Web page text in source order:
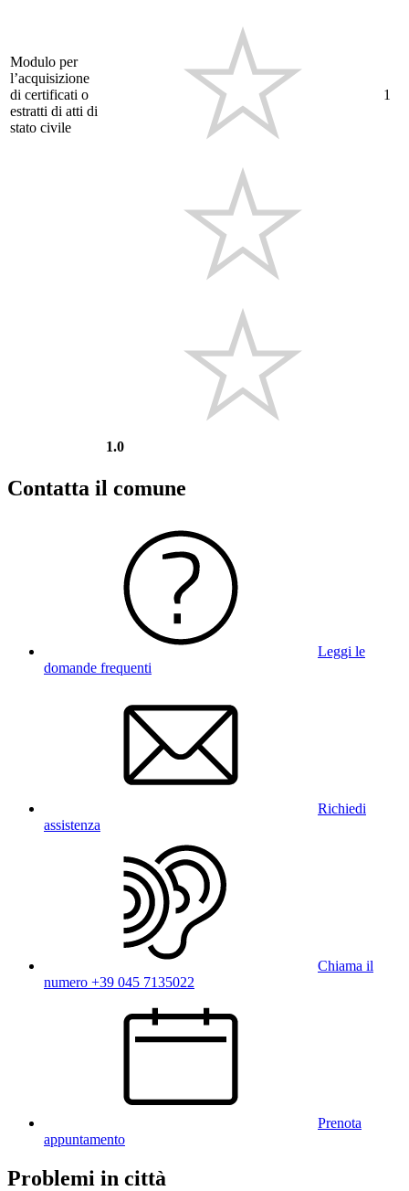
Modulo per
l’acquisizione
di certificati o
estratti di atti di
stato civile
1.0
1
Contatta il comune
Leggi le
domande frequenti
Richiedi
assistenza
Chiama il
numero +39 045 7135022
Prenota
appuntamento
Problemi in città